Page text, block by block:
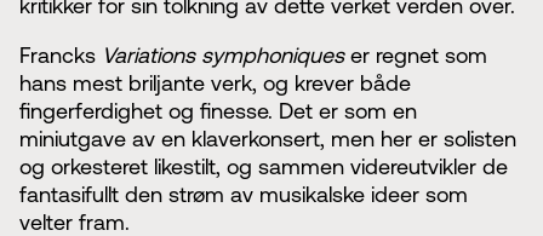
Francks Variations symphoniqueser regnet som
hans mest briljante verk, og krever både
fingerferdighet og finesse. Det er som en
miniutgave av en klaverkonsert, men her er solisten
og orkesteret likestilt, og sammen videreutvikler de
fantasifullt den strøm av musikalske ideer som
velter fram.